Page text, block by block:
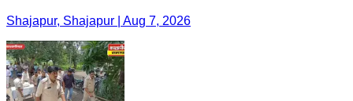
Shajapur, Shajapur | Aug 7, 2026